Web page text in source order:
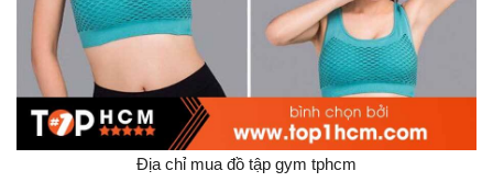
Địa chỉ mua đồ tập gym tphcm